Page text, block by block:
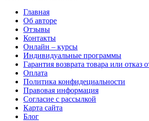
Главная
Об авторе
Отзывы
Контакты
Онлайн – курсы
Индивидуальные программы
Гарантия возврата товара или отказ
Оплата
Политика конфидециальности
Правовая информация
Согласие с рассылкой
Карта сайта
Блог